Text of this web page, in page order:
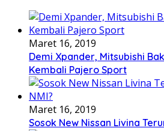
Maret 16, 2019
Demi Xpander, Mitsubishi
Kembali Pajero Sport
Maret 16, 2019
Sosok New Nissan Livina